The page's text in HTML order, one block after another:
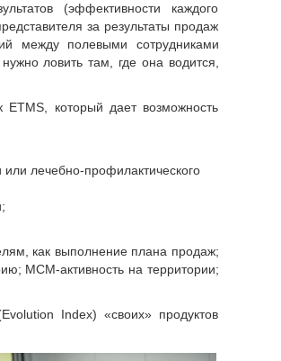
(эффективности каждого
за результаты продаж
между полевыми сотрудниками
ловить там, где она водится,
ETMS, который дает возможность
лечебно-профилактического
как выполнение плана продаж;
МСМ-активность на территории;
Index) «своих» продуктов